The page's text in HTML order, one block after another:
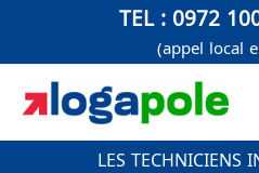
contenu
TEL : 0972
(appel local
LES TECHNICIENS